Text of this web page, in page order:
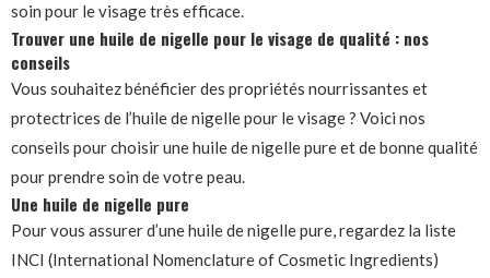
soin pour le visage très efficace.
Trouver une huile de nigelle pour le visage de qualité : nos
conseils
Vous souhaitez bénéficier des propriétés nourrissantes et
protectrices de l’huile de nigelle pour le visage ? Voici nos
conseils pour choisir une huile de nigelle pure et de bonne qualité
pour prendre soin de votre peau.
Une huile de nigelle pure
Pour vous assurer d’une huile de nigelle pure, regardez la liste
INCI (International Nomenclature of Cosmetic Ingredients)